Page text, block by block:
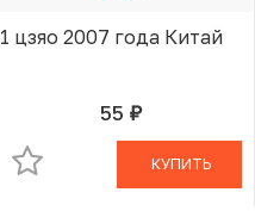
1 цзяо 2007 года Китай
55 руб.В КОРЗИНЕ
КУПИТЬ